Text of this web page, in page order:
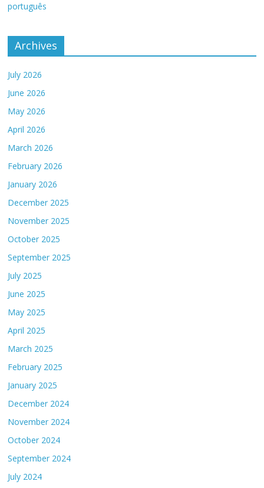
português
Archives
July 2026
June 2026
May 2026
April 2026
March 2026
February 2026
January 2026
December 2025
November 2025
October 2025
September 2025
July 2025
June 2025
May 2025
April 2025
March 2025
February 2025
January 2025
December 2024
November 2024
October 2024
September 2024
July 2024